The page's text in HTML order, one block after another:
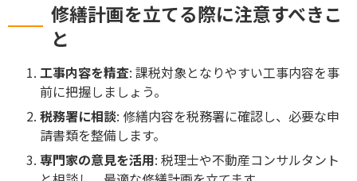
修繕計画を立てる際に注意すべきこ
と
工事内容を精査: 課税対象となりやすい工事内容を事
前に把握しましょう。
税務署に相談: 修繕内容を税務署に確認し、必要な申
請書類を整備します。
専門家の意見を活用: 税理士や不動産コンサルタント